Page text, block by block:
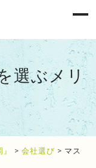
選ぶメリ
>会社選び > マス